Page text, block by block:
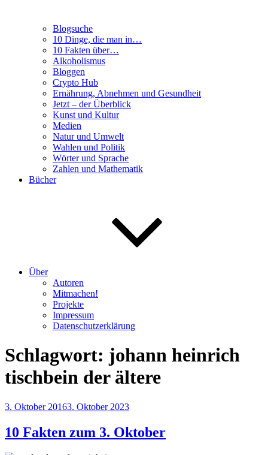
Blogsuche
10 Dinge, die man in…
10 Fakten über…
Alkoholismus
Bloggen
Crypto Hub
Ernährung, Abnehmen und Gesundheit
Jetzt – der Überblick
Kunst und Kultur
Medien
Natur und Umwelt
Wahlen und Politik
Wörter und Sprache
Zahlen und Mathematik
Bücher
Über
Autoren
Mitmachen!
Projekte
Impressum
Datenschutzerklärung
Schlagwort: johann heinrich
tischbein der ältere
Veröffentlicht
3. Oktober 20163. Oktober 2023
10 Fakten zum 3. Oktober